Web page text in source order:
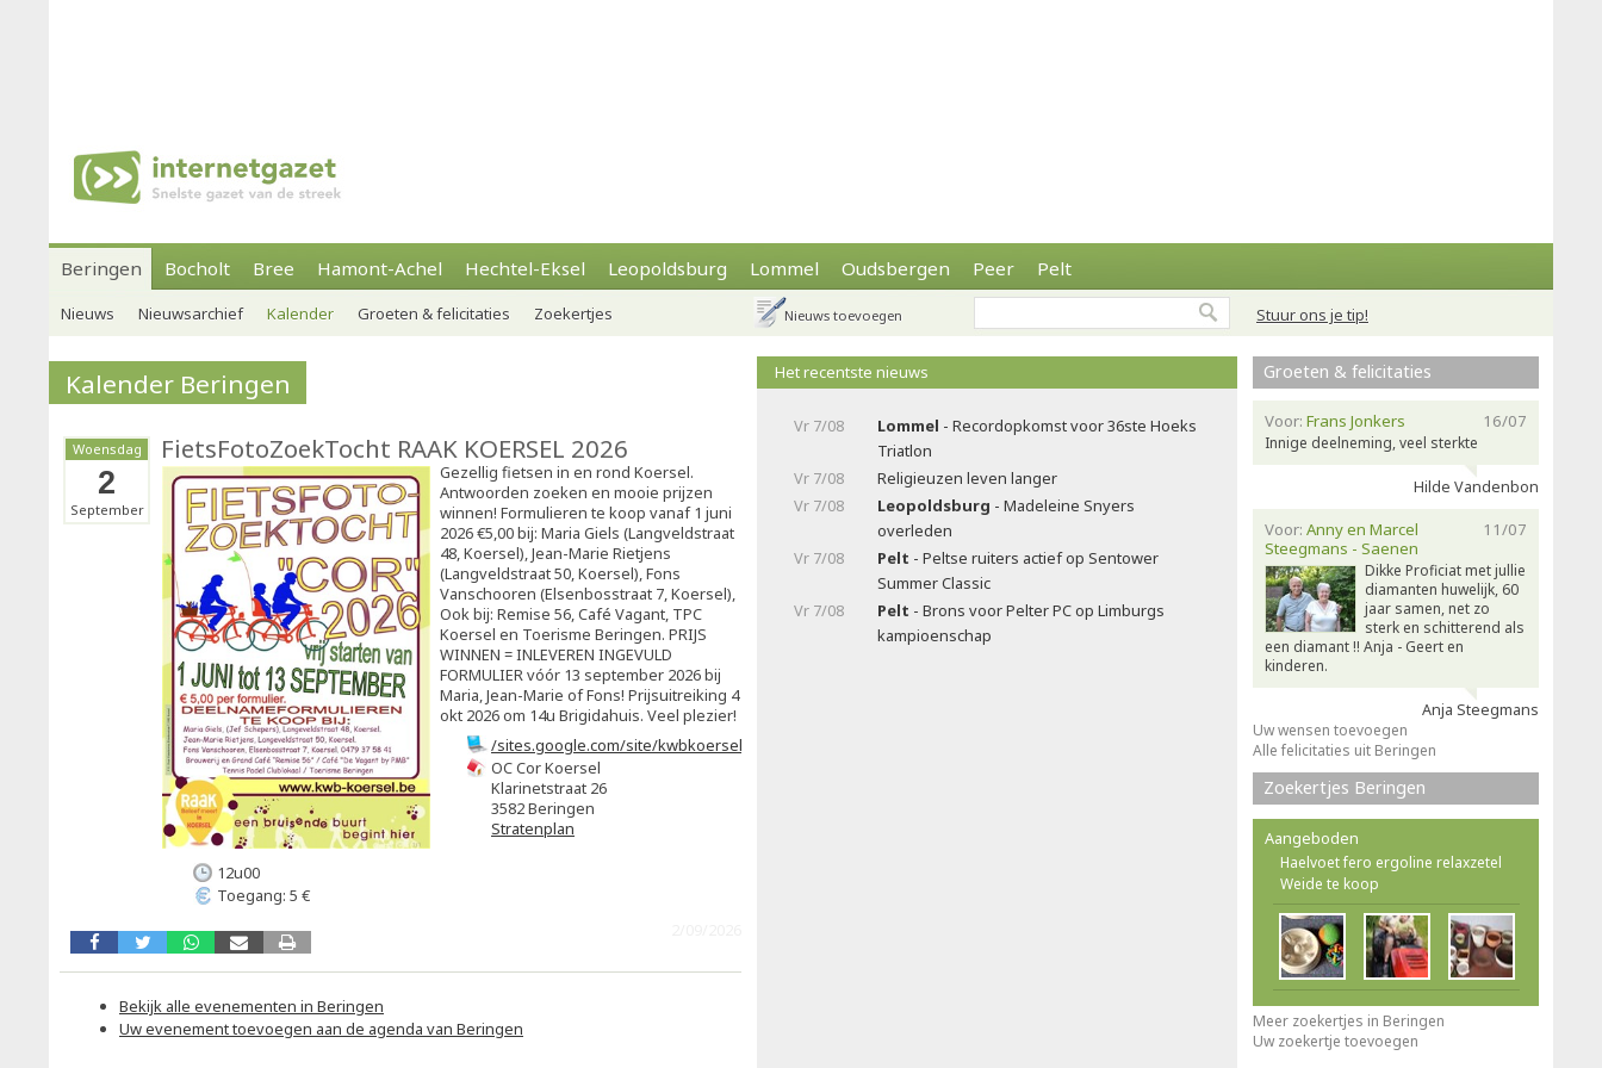
Beringen Bocholt Bree Hamont-Achel Hechtel-Eksel Leopoldsburg Lommel Oudsbergen Peer Pelt
Stuur ons je tip!
Nieuws Nieuwsarchief Kalender Groeten & felicitaties Zoekertjes Nieuws toevoegen
Kalender Beringen
Woensdag
2
September
FietsFotoZoekTocht RAAK KOERSEL 2026
Gezellig fietsen in en rond Koersel.
Antwoorden zoeken en mooie prijzen
winnen! Formulieren te koop vanaf 1 juni
2026 €5,00 bij: Maria Giels (Langveldstraat
48, Koersel), Jean-Marie Rietjens
(Langveldstraat 50, Koersel), Fons
Vanschooren (Elsenbosstraat 7, Koersel),
Ook bij: Remise 56, Café Vagant, TPC
Koersel en Toerisme Beringen. PRIJS
WINNEN = INLEVEREN INGEVULD
FORMULIER vóór 13 september 2026 bij
Maria, Jean-Marie of Fons! Prijsuitreiking 4
okt 2026 om 14u Brigidahuis. Veel plezier!
/sites.google.com/site/kwbkoersel2/home
OC Cor Koersel
Klarinetstraat 26
3582 Beringen
Stratenplan
12u00
Toegang: 5 €
Bekijk alle evenementen in Beringen
Uw evenement toevoegen aan de agenda van Beringen
Het recentste nieuws
Vr 7/08 Lommel - Recordopkomst voor 36ste Hoeks
Triatlon
Vr 7/08
Religieuzen leven langer
Vr 7/08
Leopoldsburg - Madeleine Snyers
overleden
Vr 7/08
Pelt - Peltse ruiters actief op Sentower
Summer Classic
Vr 7/08
Pelt - Brons voor Pelter PC op Limburgs
kampioenschap
Groeten & felicitaties
16/07
Voor: Frans Jonkers
Innige deelneming, veel sterkte
Hilde Vandenbon
11/07
Voor: Anny en Marcel
Steegmans - Saenen
Dikke Proficiat met jullie
diamanten huwelijk, 60
jaar samen, net zo
sterk en schitterend als
een diamant !! Anja - Geert en
kinderen.
Anja Steegmans
Uw wensen toevoegen
Alle felicitaties uit Beringen
Zoekertjes Beringen
Aangeboden
Haelvoet fero ergoline relaxzetel
Weide te koop
Meer zoekertjes in Beringen
Uw zoekertje toevoegen